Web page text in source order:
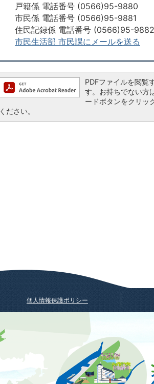
戸籍係 電話番号 (0566)95-9880
市民係 電話番号 (0566)95-9881
住民記録係 電話番号 (0566)95-9882
市民生活部 市民課にメールを送る
PDFファイルを閲
す。お持ちでない方
ードボタンをクリッ
ください。
個人情報保護ポリシー